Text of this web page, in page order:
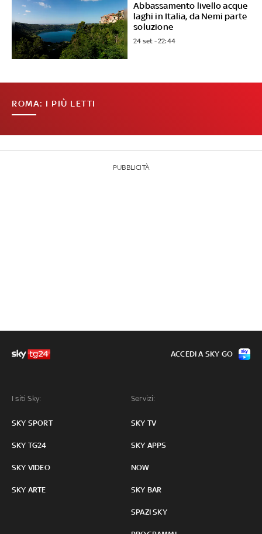
Abbassamento livello acque
laghi in Italia, da Nemi parte
soluzione
24 set - 22:44
ROMA: I PIÙ LETTI
PUBBLICITÀ
I siti Sky:
SKY SPORT
SKY TG24
SKY VIDEO
SKY ARTE
Servizi:
SKY TV
SKY APPS
NOW
SKY BAR
SPAZI SKY
ACCEDI A SKY GO